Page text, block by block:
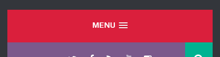
MENU